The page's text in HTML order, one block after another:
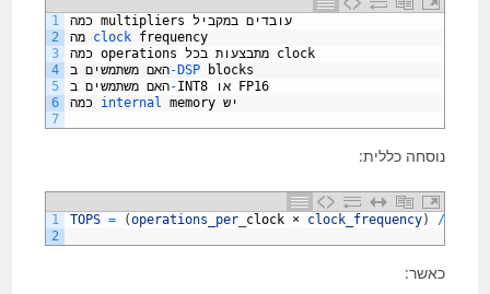
1
2
3
4
5
6
7
כמה multipliers עובדים במקביל
מה clock frequency
כמה operations מתבצעות בכל
clock
האם משתמשים ב - DSP
blocks
האם משתמשים ב -INT8 או
FP16
כמה internal memory יש
נוסחה כללית:
1
2
TOPS = (operations_per clock × clock_frequency) /
כאשר: